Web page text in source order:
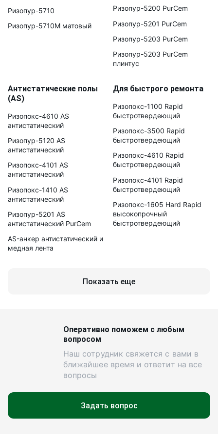
Ризопур-5710
Ризопур-5710М матовый
Ризопур-5200 PurCem
Ризопур-5201 PurCem
Ризопур-5203 PurCem
Ризопур-5203 PurCem
плинтус
Антистатические полы
(AS)
Ризопокс-4610 AS
антистатический
Ризопур-5120 AS
антистатический
Ризопокс-4101 AS
антистатический
Ризопокс-1410 AS
антистатический
Ризопур-5201 AS
антистатический PurCem
AS-анкер антистатический и
медная лента
Для быстрого ремонта
Ризопокс-1100 Rapid
быстротвердеющий
Ризопокс-3500 Rapid
быстротвердеющий
Ризопокс-4610 Rapid
быстротвердеющий
Ризопокс-4101 Rapid
быстротвердеющий
Ризопокс-1605 Hard Rapid
высокопрочный
быстротвердеющий
Показать еще
Оперативно поможем с любым
вопросом
Наш сотрудник свяжется с вами в
ближайшее время и ответит на все
вопросы
Задать вопрос